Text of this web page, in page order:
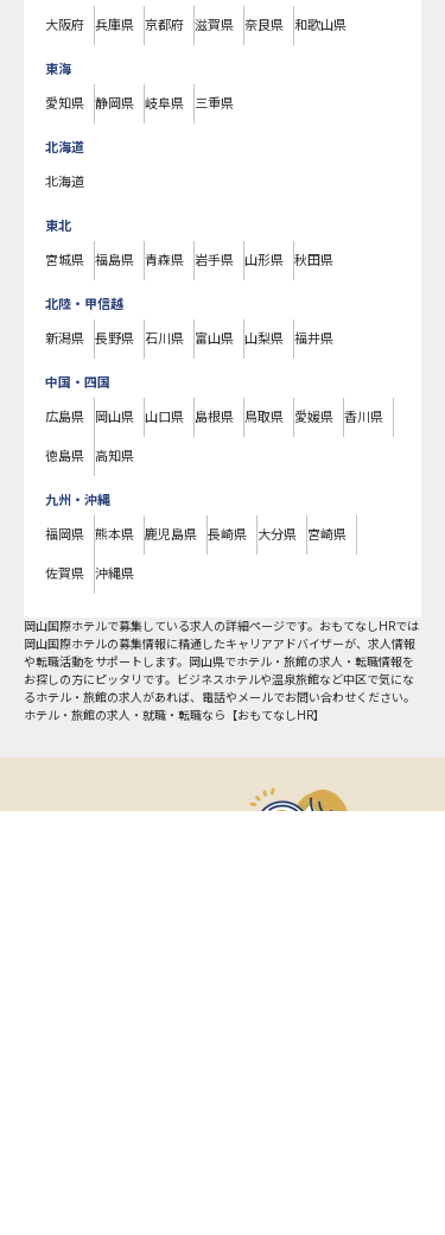
大阪府 兵庫県 京都府 滋賀県 奈良県 和歌山県
東海
愛知県 静岡県 岐阜県 三重県
北海道
北海道
東北
宮城県 福島県 青森県 岩手県 山形県 秋田県
北陸・甲信越
新潟県 長野県 石川県 富山県 山梨県 福井県
中国・四国
広島県 岡山県 山口県 島根県 鳥取県 愛媛県 香川県
徳島県 高知県
九州・沖縄
福岡県 熊本県 鹿児島県 長崎県 大分県 宮崎県
佐賀県 沖縄県
岡山国際ホテルで募集している求人の詳細ページです。おもてなしHRでは
岡山国際ホテルの募集情報に精通したキャリアアドバイザーが、求人情報
や転職活動をサポートします。岡山県でホテル・旅館の求人・転職情報を
お探しの方にピッタリです。ビジネスホテルや温泉旅館など中区で気にな
るホテル・旅館の求人があれば、電話やメールでお問い合わせください。
ホテル・旅館の求人・就職・転職なら【おもてなしHR】